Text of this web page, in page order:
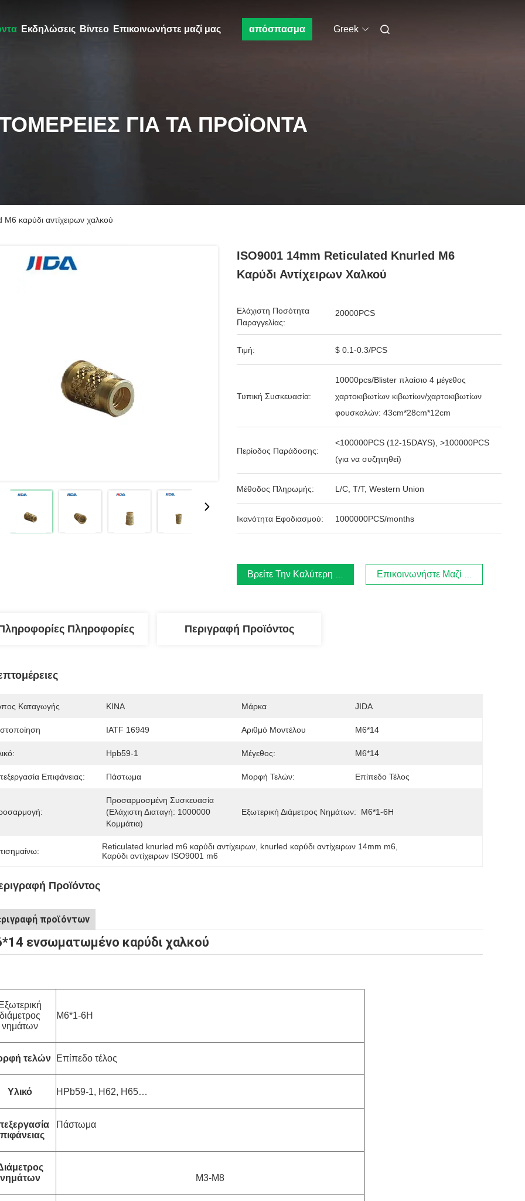
Εκδηλώσεις Βίντεο Επικοινωνήστε μαζί μας απόσπασμα Greek
ΓΙΑ ΤΑ ΠΡΟΪΌΝΤΑ
καρύδι αντίχειρων χαλκού
ISO9001 14mm Reticulated Knurled M6
Καρύδι Αντίχειρων Χαλκού
Ελάχιστη Ποσότητα
Παραγγελίας:
20000PCS
Τιμή: $ 0.1-0.3/PCS
Τυπική Συσκευασία:
10000pcs/Blister πλαίσιο 4 μέγεθος
χαρτοκιβωτίων κιβωτίων/χαρτοκιβωτίων
φουσκαλών: 43cm*28cm*12cm
Περίοδος Παράδοσης:
<100000PCS (12-15DAYS), >100000PCS
(για να συζητηθεί)
Μέθοδος Πληρωμής: L/C, T/T, Western Union
Ικανότητα Εφοδιασμού: 1000000PCS/months
Βρείτε Την Καλύτερη Τιμή Επικοινωνήστε Μαζί Μας
Πληροφορίες Περιγραφή Προϊόντος
Καταγωγής ΚΙΝΑ Μάρκα JIDA
IATF 16949 Αριθμό Μοντέλου M6*14
Hpb59-1 Μέγεθος: M6*14
Επιφάνειας: Πάστωμα Μορφή Τελών: Επίπεδο Τέλος
Προσαρμοσμένη Συσκευασία
(ελάχιστη Διαταγή: 1000000
Κομμάτια)
Εξωτερική Διάμετρος Νημάτων: M6*1-6H
Reticulated knurled m6 καρύδι αντίχειρων knurled καρύδι αντίχειρων 14mm m6
Καρύδι αντίχειρων ISO9001 m6
Προϊόντος
προϊόντων
ενσωματωμένο καρύδι χαλκού
διάμετρος
νημάτων
M6*1-6H
τελών Επίπεδο τέλος
Υλικό HPb59-1, H62, H65…
Πάστωμα
νημάτων
Μ3-M8